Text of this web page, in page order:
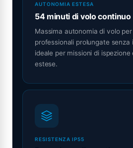
AUTONOMIA ESTESA
54 minuti di volo continuo
Massima autonomia di volo
professionali prolungate senza
ideale per missioni di
estese.
RESISTENZA IP55